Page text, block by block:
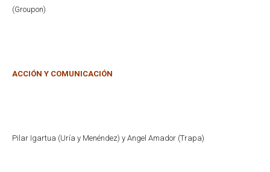
(Groupon)
ACCIÓN Y COMUNICACIÓN
Pilar Igartua (Uría y Menéndez) y Angel Amador (Trapa)